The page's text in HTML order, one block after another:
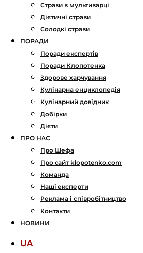
Страви в мультиварці
Дієтичні страви
Солодкі страви
ПОРАДИ
Поради експертів
Поради Клопотенка
Здорове харчування
Кулінарна енциклопедія
Кулінарний довідник
Добірки
Дієти
ПРО НАС
Про Шефа
Про сайт klopotenko.com
Команда
Наші експерти
Реклама і співробітництво
Контакти
НОВИНИ
UA